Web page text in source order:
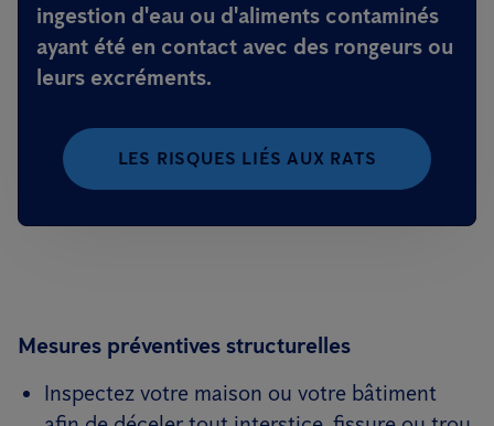
ingestion d'eau ou d'aliments contaminés
ayant été en contact avec des rongeurs ou
leurs excréments.
LES RISQUES LIÉS AUX RATS
Mesures préventives structurelles
Inspectez votre maison ou votre bâtiment